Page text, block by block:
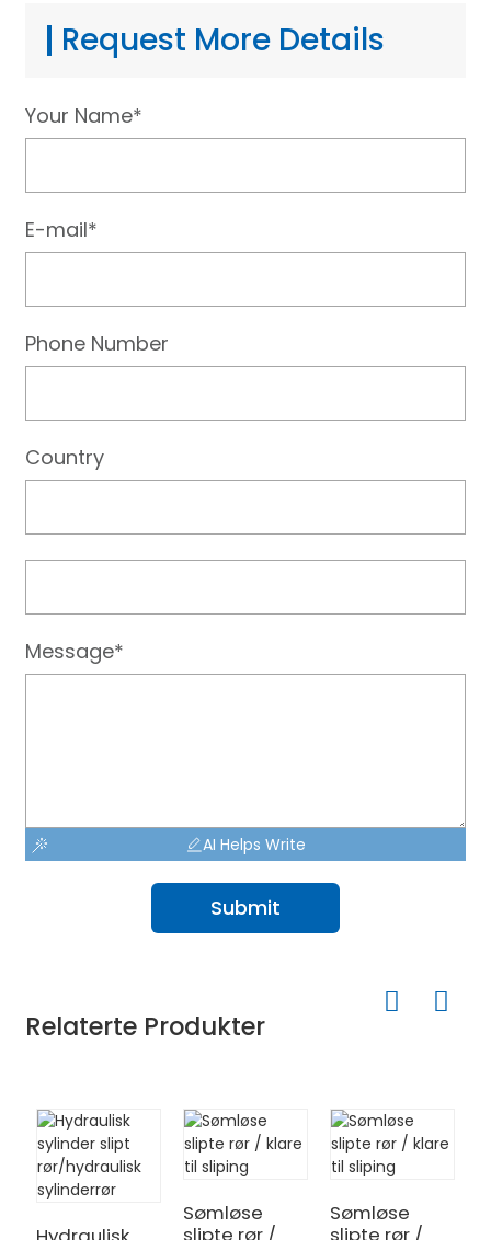
Request More Details
Your Name*
E-mail*
Phone Number
Country
Message*
AI Helps Write
Submit
Relaterte Produkter
Sømløse
slipte rør /
Sømløse
slipte rør /